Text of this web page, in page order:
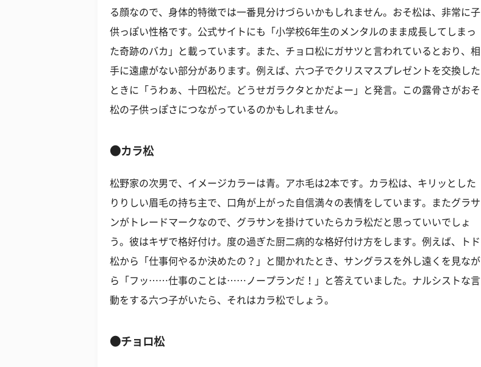
る顔なので、身体的特徴では一番見分けづらいかもしれません。おそ松は、非常に子
供っぽい性格です。公式サイトにも「小学校6年生のメンタルのまま成長してしまっ
た奇跡のバカ」と載っています。また、チョロ松にガサツと言われているとおり、相
手に遠慮がない部分があります。例えば、六つ子でクリスマスプレゼントを交換した
ときに「うわぁ、十四松だ。どうせガラクタとかだよー」と発言。この露骨さがおそ
松の子供っぽさにつながっているのかもしれません。
●カラ松
松野家の次男で、イメージカラーは青。アホ毛は2本です。カラ松は、キリッとした
りりしい眉毛の持ち主で、口角が上がった自信満々の表情をしています。またグラサ
ンがトレードマークなので、グラサンを掛けていたらカラ松だと思っていいでしょ
う。彼はキザで格好付け。度の過ぎた厨二病的な格好付け方をします。例えば、トド
松から「仕事何やるか決めたの？」と聞かれたとき、サングラスを外し遠くを見なが
ら「フッ……仕事のことは……ノープランだ！」と答えていました。ナルシストな言
動をする六つ子がいたら、それはカラ松でしょう。
●チョロ松